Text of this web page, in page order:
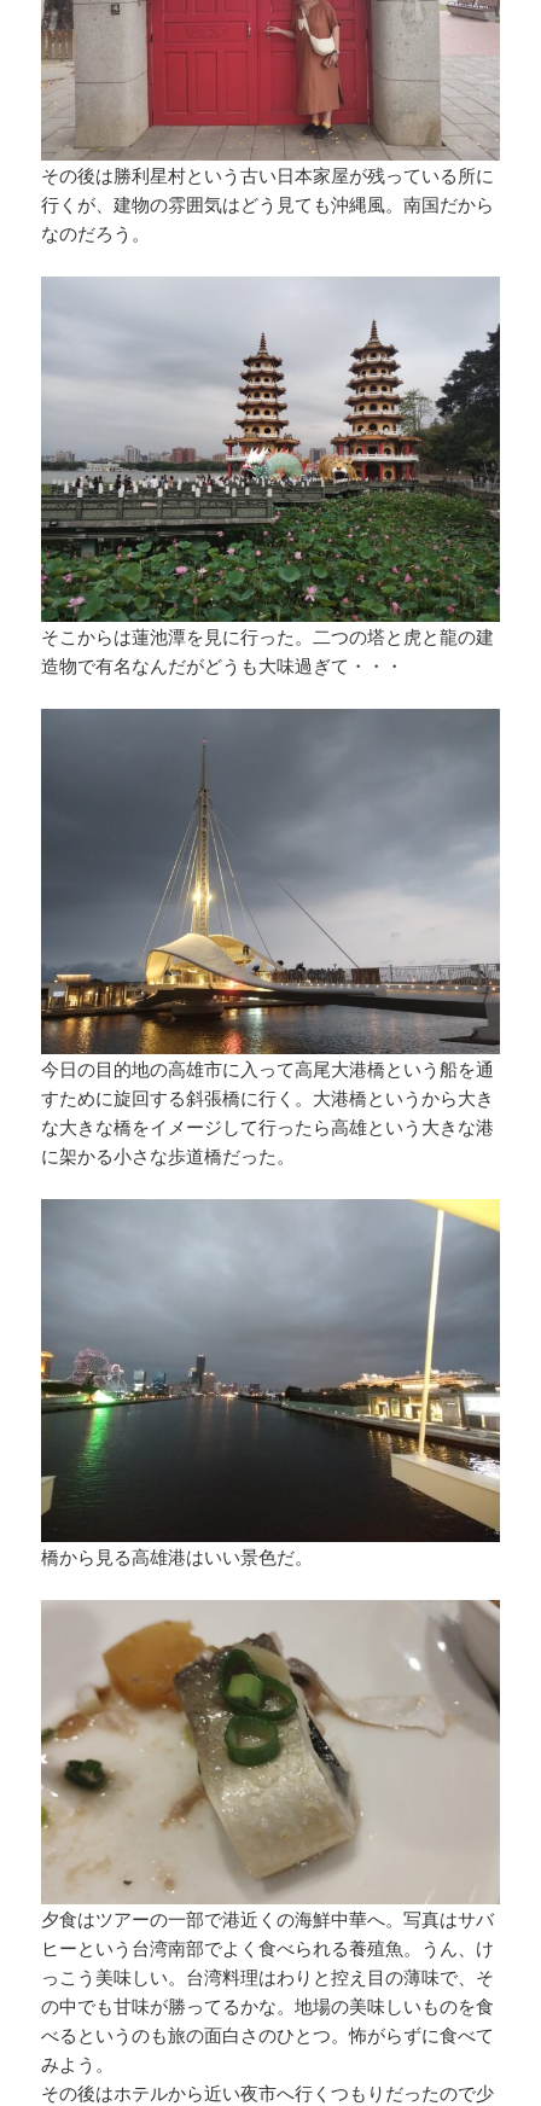
その後は勝利星村という古い日本家屋が残っている所に
行くが、建物の雰囲気はどう見ても沖縄風。南国だから
なのだろう。
そこからは蓮池潭を見に行った。二つの塔と虎と龍の建
造物で有名なんだがどうも大味過ぎて・・・
今日の目的地の高雄市に入って高尾大港橋という船を通
すために旋回する斜張橋に行く。大港橋というから大き
な大きな橋をイメージして行ったら高雄という大きな港
に架かる小さな歩道橋だった。
橋から見る高雄港はいい景色だ。
夕食はツアーの一部で港近くの海鮮中華へ。写真はサバ
ヒーという台湾南部でよく食べられる養殖魚。うん、け
っこう美味しい。台湾料理はわりと控え目の薄味で、そ
の中でも甘味が勝ってるかな。地場の美味しいものを食
べるというのも旅の面白さのひとつ。怖がらずに食べて
みよう。
その後はホテルから近い夜市へ行くつもりだったので少